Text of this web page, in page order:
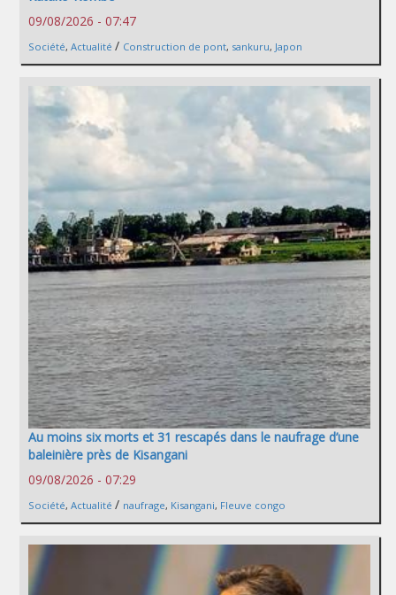
09/08/2026 - 07:47
Société, Actualité / Construction de pont, sankuru, Japon
Au moins six morts et 31 rescapés dans le naufrage d’une
baleinière près de Kisangani
09/08/2026 - 07:29
Société, Actualité / naufrage, Kisangani, Fleuve congo